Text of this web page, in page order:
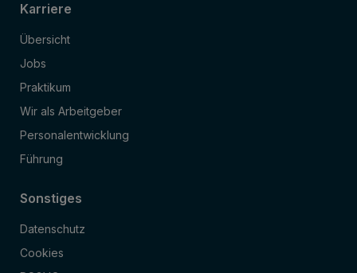
Karriere
Übersicht
Jobs
Praktikum
Wir als Arbeitgeber
Personalentwicklung
Führung
Sonstiges
Datenschutz
Cookies